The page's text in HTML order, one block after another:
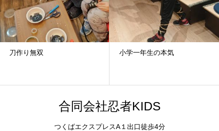
刀作り無双 小学一年生の本気
合同会社忍者KIDS
つくばエクスプレスA１出口徒歩4分